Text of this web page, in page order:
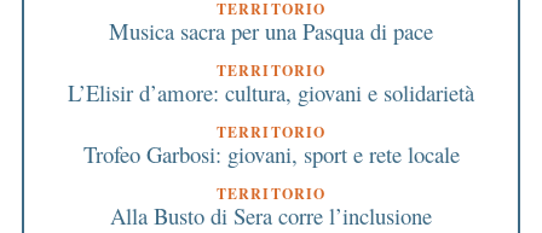
TERRITORIO
Musica sacra per una Pasqua di pace
TERRITORIO
L’Elisir d’amore: cultura, giovani e solidarietà
TERRITORIO
Trofeo Garbosi: giovani, sport e rete locale
TERRITORIO
Alla Busto di Sera corre l’inclusione